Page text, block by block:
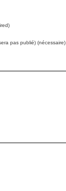
pas publié) (nécessaire)